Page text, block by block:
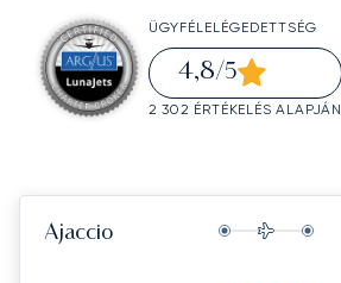
ÜGYFÉLELÉGEDETTSÉG
4,8/5
2 302 ÉRTÉKELÉS ALAPJÁN
Ajaccio